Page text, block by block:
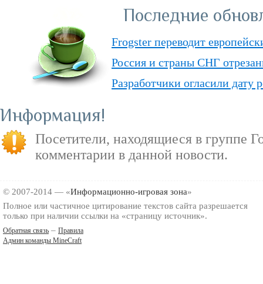
Последние
Frogster переводит
Россия и страны СНГ
Разработчики огласили дату
Повышайте возможности
Информация
Посетители, находящиеся в группе
комментарии в данной новости.
© 2007-2014 — «Информационно-игровая зона»
Полное или частичное цитирование текстов сайта разрешается
только при наличии ссылки на «страницу источник».
Обратная связь – Правила
Админ команды MineCraft